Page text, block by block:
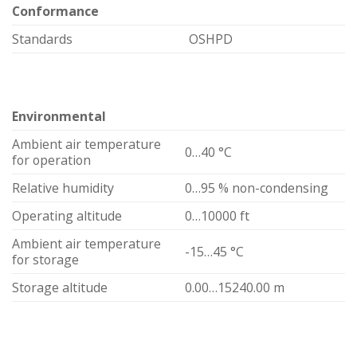
Conformance
Standards
OSHPD
Environmental
Ambient air temperature
for operation
0…40 °C
Relative humidity
0…95 % non-condensing
Operating altitude
0…10000 ft
Ambient air temperature
for storage
-15…45 °C
Storage altitude 0.00…15240.00 m